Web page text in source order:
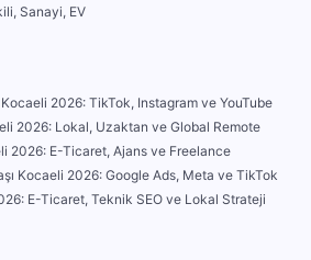
Sanayi, EV
2026: TikTok, Instagram ve YouTube
2026: Lokal, Uzaktan ve Global Remote
2026: E-Ticaret, Ajans ve Freelance
Kocaeli 2026: Google Ads, Meta ve TikTok
E-Ticaret, Teknik SEO ve Lokal Strateji